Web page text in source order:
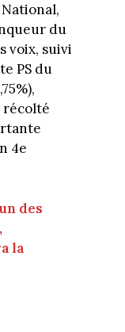
du
voix, suivi
PS du
récolté
4e
des
la